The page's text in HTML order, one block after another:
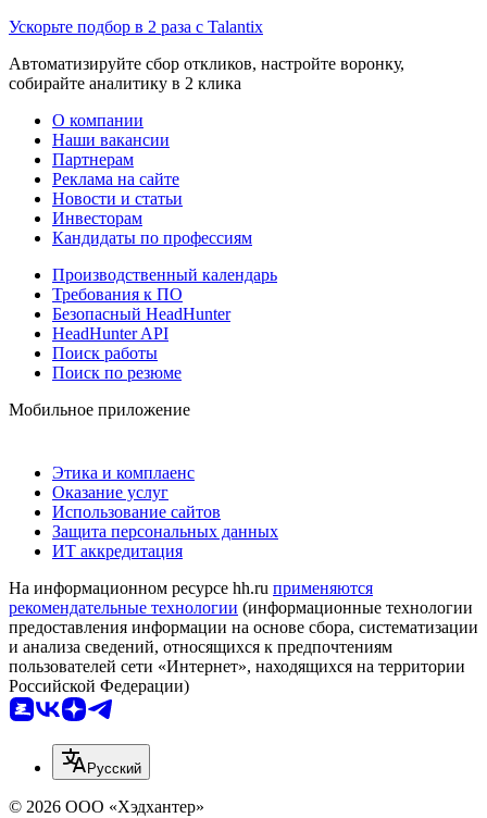
Ускорьте подбор в 2 раза с Talantix
Автоматизируйте сбор откликов, настройте воронку,
собирайте аналитику в 2 клика
О компании
Наши вакансии
Партнерам
Реклама на сайте
Новости и статьи
Инвесторам
Кандидаты по профессиям
Производственный календарь
Требования к ПО
Безопасный HeadHunter
HeadHunter API
Поиск работы
Поиск по резюме
Мобильное приложение
Этика и комплаенс
Оказание услуг
Использование сайтов
Защита персональных данных
ИТ аккредитация
На информационном ресурсе hh.ru применяются
рекомендательные технологии (информационные технологии
предоставления информации на основе сбора, систематизации
и анализа сведений, относящихся к предпочтениям
пользователей сети «Интернет», находящихся на территории
Российской Федерации)
Русский
© 2026 ООО «Хэдхантер»